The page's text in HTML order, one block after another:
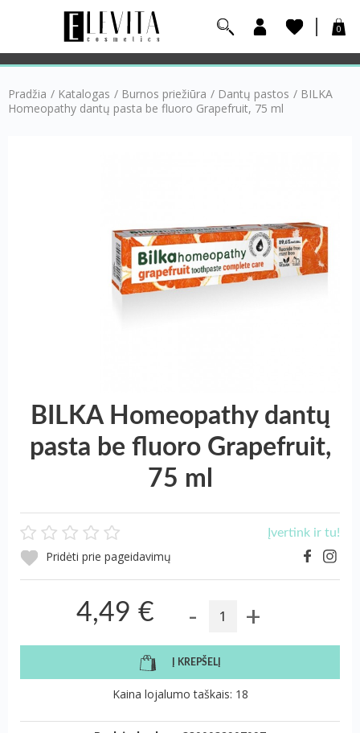
0
Pradžia / Katalogas / Burnos priežiūra / Dantų pastos / BILKA
Homeopathy dantų pasta be fluoro Grapefruit, 75 ml
BILKA Homeopathy dantų
pasta be fluoro Grapefruit,
75 ml
Įvertink ir tu!
Pridėti prie pageidavimų
4,49 € - +
Į KREPŠELĮ
Kaina lojalumo taškais: 18